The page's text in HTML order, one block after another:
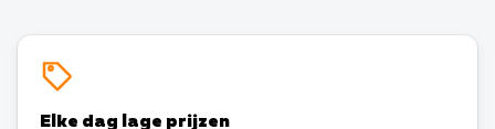
Elke dag lage prijzen